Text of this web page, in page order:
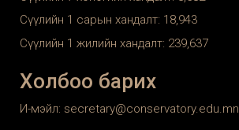
Сүүлийн 1 сарын хандалт: 18,943
Сүүлийн 1 жилийн хандалт: 239,637
Холбоо барих
И-мэйл: secretary@conservatory.edu.mn